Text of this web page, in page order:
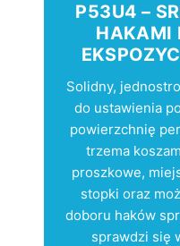
P53U4 –
HAKAMI
Solidny,
do ustawienia
powierzchnię
trzema
proszkowe,
stopki oraz
doboru haków
sprawdzi się